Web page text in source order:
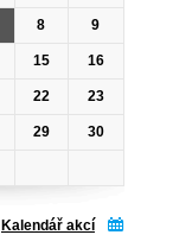
8 9
15 16
22 23
29 30
Kalendář akcí